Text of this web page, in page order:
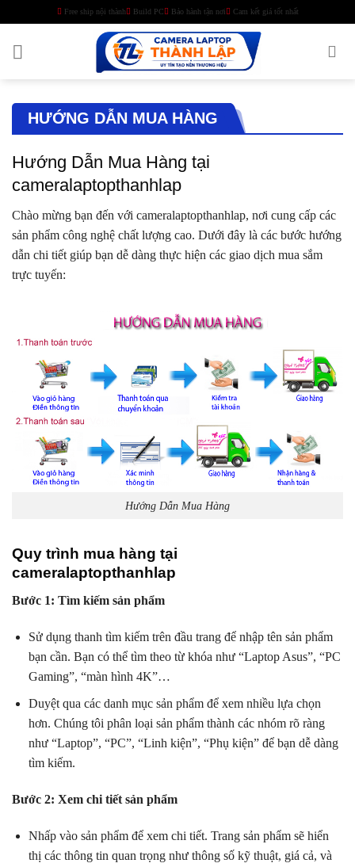
content
Free ship nội thành Build PC Bảo hành tận nơi Cam kết giá tốt nhất
HƯỚNG DẪN MUA HÀNG
Hướng Dẫn Mua Hàng tại
cameralaptopthanhlap
Chào mừng bạn đến với cameralaptopthanhlap, nơi cung cấp các
sản phẩm công nghệ chất lượng cao. Dưới đây là các bước hướng
dẫn chi tiết giúp bạn dễ dàng thực hiện các giao dịch mua sắm
trực tuyến:
Hướng Dẫn Mua Hàng
Quy trình mua hàng tại
cameralaptopthanhlap
Bước 1: Tìm kiếm sản phẩm
Sử dụng thanh tìm kiếm trên đầu trang để nhập tên sản phẩm
bạn cần. Bạn có thể tìm theo từ khóa như “Laptop Asus”, “PC
Gaming”, “màn hình 4K”…
Duyệt qua các danh mục sản phẩm để xem nhiều lựa chọn
hơn. Chúng tôi phân loại sản phẩm thành các nhóm rõ ràng
như “Laptop”, “PC”, “Linh kiện”, “Phụ kiện” để bạn dễ dàng
tìm kiếm.
Bước 2: Xem chi tiết sản phẩm
Nhấp vào sản phẩm để xem chi tiết. Trang sản phẩm sẽ hiển
thị các thông tin quan trọng như thông số kỹ thuật, giá cả, và